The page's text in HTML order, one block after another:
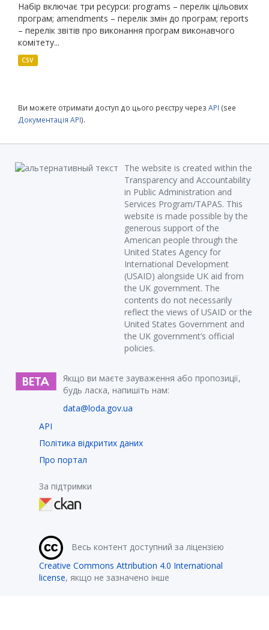
Набір включає три ресурси: programs – перелік цільових
програм; amendments – перелік змін до програм; reports
– перелік звітів про виконання програм виконавчого
комітету...
CSV
Ви можете отримати доступ до цього реєстру через API (see
Документація API).
The website is created within the
Transparency and Accountability
in Public Administration and
Services Program/TAPAS. This
website is made possible by the
generous support of the
American people through the
United States Agency for
International Development
(USAID) alongside UK aid from
the UK government. The
contents do not necessarily
reflect the views of USAID or the
United States Government and
the UK government’s official
policies.
Якщо ви маєте зауваження або пропозиції,
будь ласка, напишіть нам:
data@loda.gov.ua
API
Політика відкритих даних
Про портал
За підтримки
Весь контент доступний за ліцензією
Creative Commons Attribution 4.0 International
license, якщо не зазначено інше